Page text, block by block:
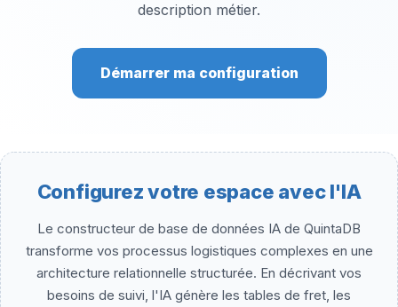
description métier.
Démarrer ma configuration
Configurez votre espace avec l'IA
Le constructeur de base de données IA de QuintaDB
transforme vos processus logistiques complexes en une
architecture relationnelle structurée. En décrivant vos
besoins de suivi, l'IA génère les tables de fret, les